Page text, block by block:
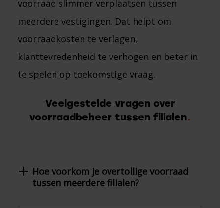
voorraad slimmer verplaatsen tussen
meerdere vestigingen. Dat helpt om
voorraadkosten te verlagen,
klanttevredenheid te verhogen en beter in
te spelen op toekomstige vraag.
Veelgestelde vragen over
voorraadbeheer tussen filialen
Hoe voorkom je overtollige voorraad
tussen meerdere filialen?